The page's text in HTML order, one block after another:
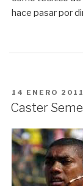
hace pasar por
PUBLICADO
EN
14 ENERO 2011
Caster